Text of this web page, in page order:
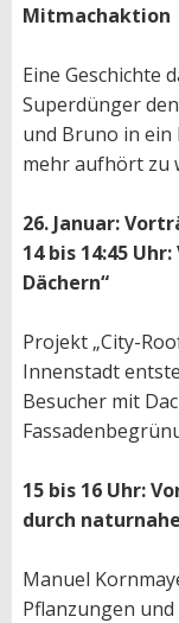
Mitmachaktion
Eine Geschichte
Superdünger
und Bruno in ein
mehr aufhört zu
26. Januar:
14 bis 14:45
Dächern“
Projekt „City-
Innenstadt
Besucher mit
15 bis 16 Uhr:
durch
Manuel
Pflanzungen